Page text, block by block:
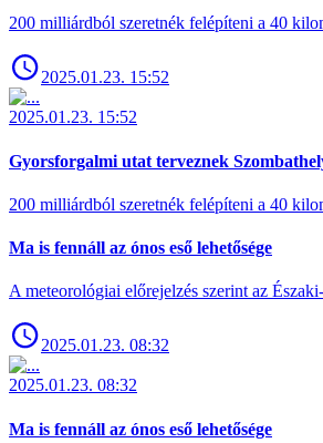
200 milliárdból szeretnék felépíteni a 40
2025.01.23. 15:52
2025.01.23. 15:52
Gyorsforgalmi utat terveznek
200 milliárdból szeretnék felépíteni a 40
Ma is fennáll az ónos eső lehetősége
A meteorológiai előrejelzés szerint az
2025.01.23. 08:32
2025.01.23. 08:32
Ma is fennáll az ónos eső lehetősége